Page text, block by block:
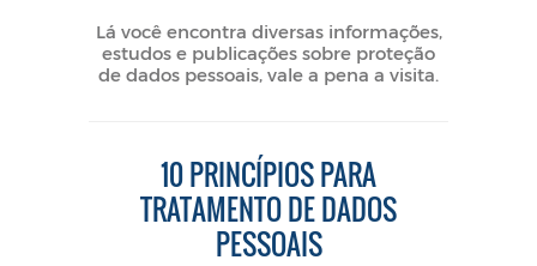
Lá você encontra diversas informações,
estudos e publicações sobre proteção
de dados pessoais, vale a pena a visita.
10 PRINCÍPIOS PARA
TRATAMENTO DE DADOS
PESSOAIS